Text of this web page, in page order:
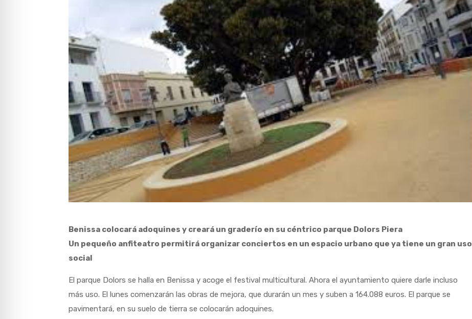
Benissa colocará adoquines y creará un graderío en su céntrico parque Dolors Piera
Un pequeño anfiteatro permitirá organizar conciertos en un espacio urbano que ya tiene un gran uso
social
El parque Dolors se halla en Benissa y acoge el festival multicultural. Ahora el ayuntamiento quiere darle incluso
más uso. El lunes comenzarán las obras de mejora, que durarán un mes y suben a 164.088 euros. El parque se
pavimentará, en su suelo de tierra se colocarán adoquines.